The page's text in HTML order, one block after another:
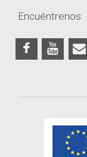
Encuéntrenos